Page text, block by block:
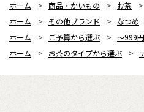
ホーム > 商品・かいもの > お茶 >
ホーム
> その他ブランド > なつめ
ホーム
> ご予算から選ぶ > ～999円
ホーム
> お茶のタイプから選ぶ >